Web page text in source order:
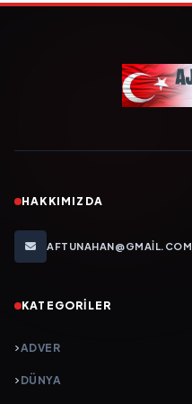
HAKKIMIZDA
AFTUNAHAN@GMAIL.COM
KATEGORILER
ADVER
DÜNYA